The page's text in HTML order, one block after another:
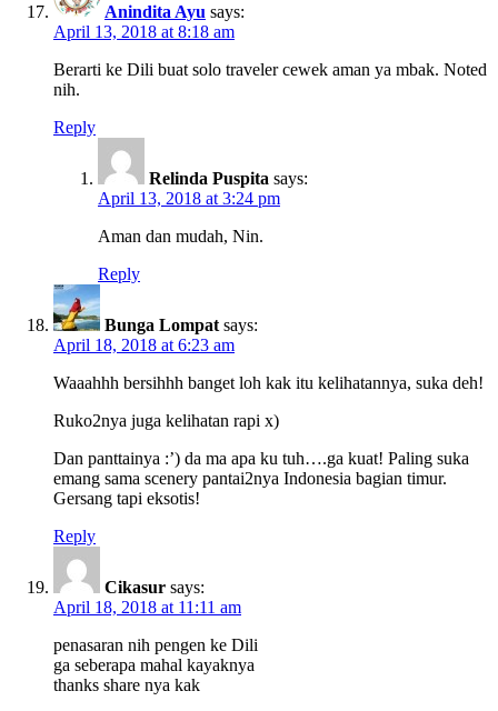
Anindita Ayu says:
April 13, 2018 at 8:18 am
Berarti ke Dili buat solo traveler cewek aman ya mbak. Noted
nih.
Reply
Relinda Puspita says:
April 13, 2018 at 3:24 pm
Aman dan mudah, Nin.
Reply
Bunga Lompat says:
April 18, 2018 at 6:23 am
Waaahhh bersihhh banget loh kak itu kelihatannya, suka deh!
Ruko2nya juga kelihatan rapi x)
Dan panttainya :’) da ma apa ku tuh….ga kuat! Paling suka
emang sama scenery pantai2nya Indonesia bagian timur.
Gersang tapi eksotis!
Reply
Cikasur says:
April 18, 2018 at 11:11 am
penasaran nih pengen ke Dili
ga seberapa mahal kayaknya
thanks share nya kak